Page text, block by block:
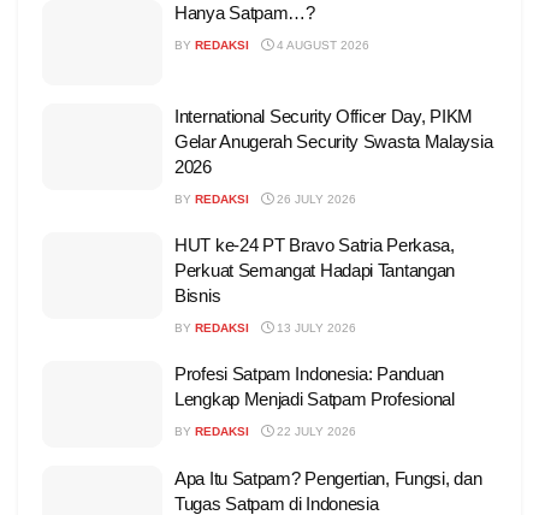
Hanya Satpam…?
BY REDAKSI 4 AUGUST 2026
International Security Officer Day, PIKM
Gelar Anugerah Security Swasta Malaysia
2026
BY REDAKSI 26 JULY 2026
HUT ke-24 PT Bravo Satria Perkasa,
Perkuat Semangat Hadapi Tantangan
Bisnis
BY REDAKSI 13 JULY 2026
Profesi Satpam Indonesia: Panduan
Lengkap Menjadi Satpam Profesional
BY REDAKSI 22 JULY 2026
Apa Itu Satpam? Pengertian, Fungsi, dan
Tugas Satpam di Indonesia